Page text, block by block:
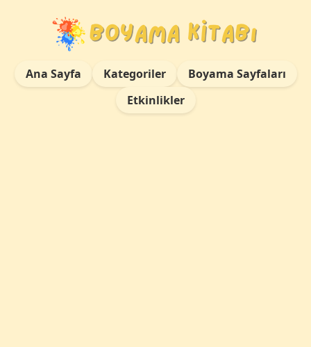
Ana Sayfa Kategoriler
Boyama Sayfaları
Etkinlikler